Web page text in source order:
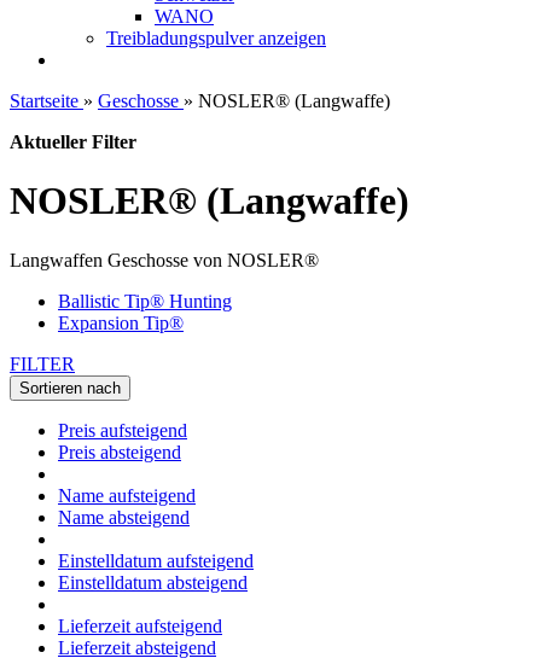
WANO
Treibladungspulver anzeigen
Startseite » Geschosse » NOSLER® (Langwaffe)
Aktueller Filter
NOSLER® (Langwaffe)
Langwaffen Geschosse von NOSLER®
Ballistic Tip® Hunting
Expansion Tip®
FILTER
Sortieren nach
Preis aufsteigend
Preis absteigend
Name aufsteigend
Name absteigend
Einstelldatum aufsteigend
Einstelldatum absteigend
Lieferzeit aufsteigend
Lieferzeit absteigend